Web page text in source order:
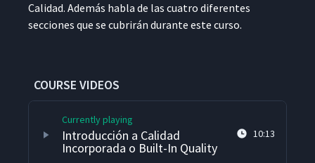
Cal­i­dad. Además habla de las cua­tro difer­entes
sec­ciones que se cubrirán durante este curso.
COURSE VIDEOS
Currently playing
Introducción a Calidad
Incorporada o Built-In Quality
10:13